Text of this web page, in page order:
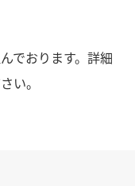
でおります。詳細
い。